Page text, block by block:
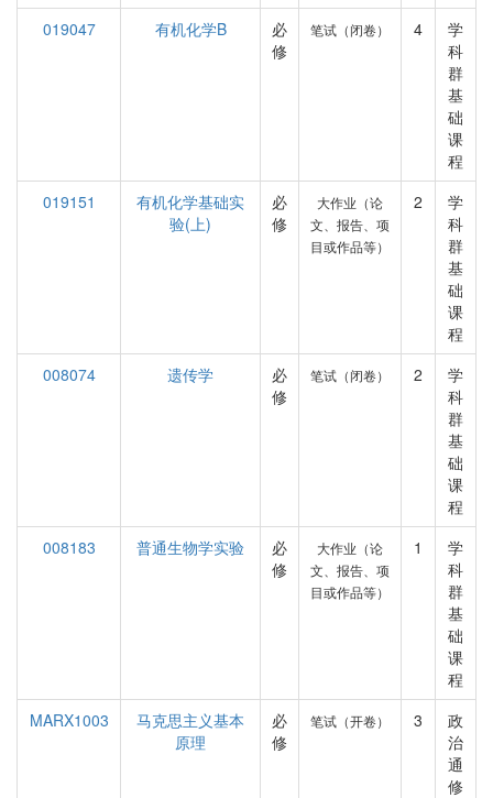
019047
有机化学B
必
修
笔试（闭卷） 4
学
科
群
基
础
课
程
019151
有机化学基础实
验(上)
必
修
大作业（论
文、报告、项
目或作品等）
2
学
科
群
基
础
课
程
008074
遗传学
必
修
笔试（闭卷） 2
学
科
群
基
础
课
程
008183
普通生物学实验
必
修
大作业（论
文、报告、项
目或作品等）
1
学
科
群
基
础
课
程
MARX1003
马克思主义基本
原理
必
修
笔试（开卷） 3
政
治
通
修